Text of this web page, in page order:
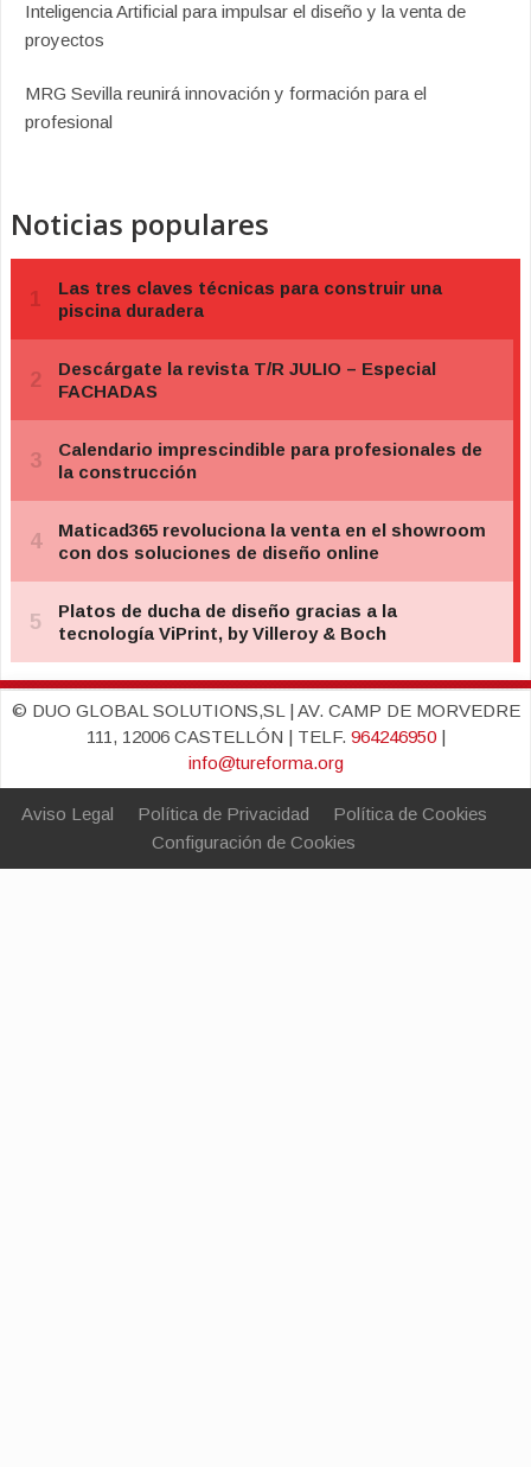
Inteligencia Artificial para impulsar el diseño y la venta de
proyectos
MRG Sevilla reunirá innovación y formación para el
profesional
Noticias populares
© DUO GLOBAL SOLUTIONS,SL | AV. CAMP DE MORVEDRE
111, 12006 CASTELLÓN | TELF. 964246950|
info@tureforma.org
Aviso Legal Política de Privacidad
Política de Cookies
Configuración de Cookies